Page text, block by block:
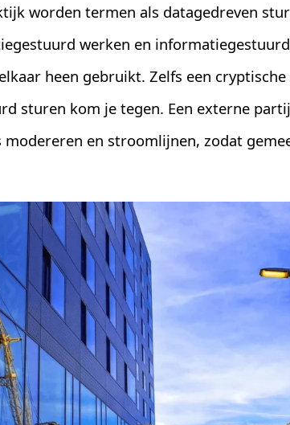
worden termen als datagedreven
werken en
heen gebruikt. Zelfs een
sturen kom je tegen. Een externe
modereren en stroomlijnen, zodat